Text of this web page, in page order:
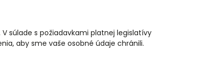
súlade s požiadavkami platnej legislatívy
aby sme vaše osobné údaje chránili.